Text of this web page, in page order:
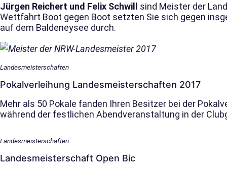
Jürgen Reichert und Felix Schwill sind Meister der
Wettfahrt Boot gegen Boot setzten Sie sich gegen
auf dem Baldeneysee durch.
Landesmeisterschaften
Pokalverleihung Landes­meisterschaften 2017
Mehr als 50 Pokale fanden Ihren Besitzer bei der
während der festlichen Abendveranstaltung in der
Landesmeisterschaften
Landes­meisterschaft Open Bic